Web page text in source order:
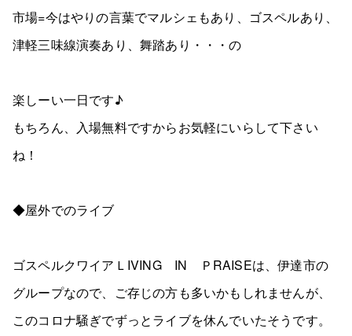
市場=今はやりの言葉でマルシェもあり、ゴスペルあり、
津軽三味線演奏あり、舞踏あり・・・の
楽しーい一日です♪
もちろん、入場無料ですからお気軽にいらして下さい
ね！
◆屋外でのライブ
ゴスペルクワイアＬIVING IN ＰRAISEは、伊達市の
グループなので、ご存じの方も多いかもしれませんが、
このコロナ騒ぎでずっとライブを休んでいたそうです。